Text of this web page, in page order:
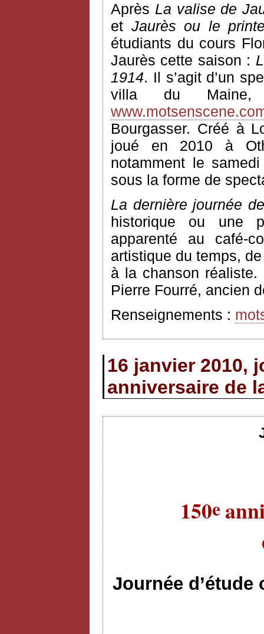
Après La valise de
et Jaurès ou le
étudiants du cours
Jaurès cette saison :
1914. Il s’agit d’un
villa du
Bourgasser. Créé à
joué en 2010 à
notamment le
sous la forme de
La dernière journée
historique ou une
apparenté au café-
artistique du temps,
à la chanson
Pierre Fourré, ancien
Renseignements :
16 janvier 2010,
anniversaire de
150e
Journée